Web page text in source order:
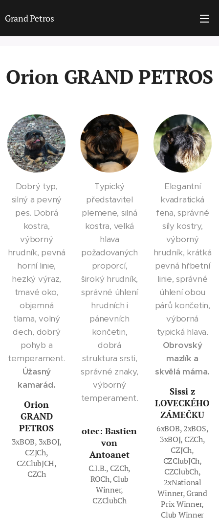
Grand Petros
Orion GRAND PETROS
Dobrý typ,
silný a pevný
pes. Dobrá
kostra,
výborný
hrudník, pevná
horní linie,
hezký výraz,
tmavé oko,
objemná
tlama, volný
dech, dobrý
pohyb a
temperament.
Úžasný
kamarád.
Orion
GRAND
PETROS
3xBOB, 3xBOJ,
CZJCh,
CZClubJCH,
CZCh
Typický
představitel
plemene, silná
kostra, velká
hlava
požadovaných
proporcí,
široký hrudník,
správné úhlení
hrudních i
pánevních
končetin,
dobrá
struktura srsti,
správné znaky,
výborný
temperament.
otec: Bastien
von
Antoanet
C.I.B., CZCh,
ROCh, Club
Winner,
CZClubCh
Elegantní
kvadratická
fena, správné
síly kostry,
výborný
hrudník, krátká
pevná hřbetní
linie, správné
úhlení obou
párů končetin,
výborná
typická hlava.
Obrovský
mazlík a
skvělá máma.
Sissi z
LOVECKÉHO
ZÁMEČKU
6xBOB, 2xBOS,
3xBOJ, CZCh,
CZJCh,
CZClubJCh,
CZClubCh,
2xNational
Winner, Grand
Prix Winner,
Club Winner